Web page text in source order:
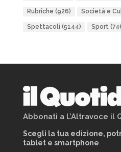
Rubriche (926) Società e
Spettacoli (5144) Sport
Abbonati a L’Altravoce il
Scegli la tua edizione,
tablet e smartphone